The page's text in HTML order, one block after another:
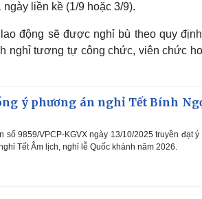
liền kề (1/9 hoặc 3/9).
động sẽ được nghỉ bù theo quy
nghỉ tương tự công chức, viên chức
ý phương án nghỉ Tết Bính
9859/VPCP-KGVX ngày 13/10/2025 truyền đạt
Tết Âm lịch, nghỉ lễ Quốc khánh năm 2026.